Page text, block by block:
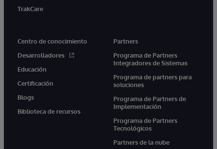
TrakCare
Centro de conocimiento
Desarrolladores
Educación
Certificación
Blogs
Biblioteca de recursos
Partners
Programa de Partners
Integradores de Sistemas
Programa de partners para
soluciones
Programa de Partners de
Implementación
Programa de Partners
Tecnológicos
Partners de la nube